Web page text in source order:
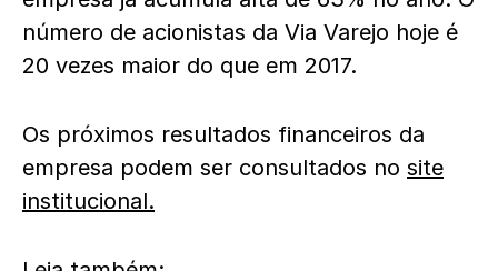
número de acionistas da Via Varejo hoje é
20 vezes maior do que em 2017.
Os próximos resultados financeiros da
empresa podem ser consultados no site
institucional.